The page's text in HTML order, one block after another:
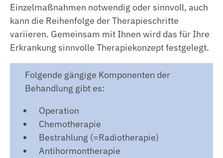
Einzelmaßnahmen notwendig oder sinnvoll, auch
kann die Reihenfolge der Therapieschritte
variieren. Gemeinsam mit Ihnen wird das für Ihre
Erkrankung sinnvolle Therapiekonzept festgelegt.
Folgende gängige Komponenten der
Behandlung gibt es:
Operation
Chemotherapie
Bestrahlung (=Radiotherapie)
Antihormontherapie